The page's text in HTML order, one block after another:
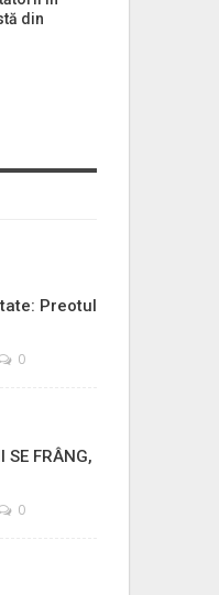
din
Preotul
0
FRÂNG,
0